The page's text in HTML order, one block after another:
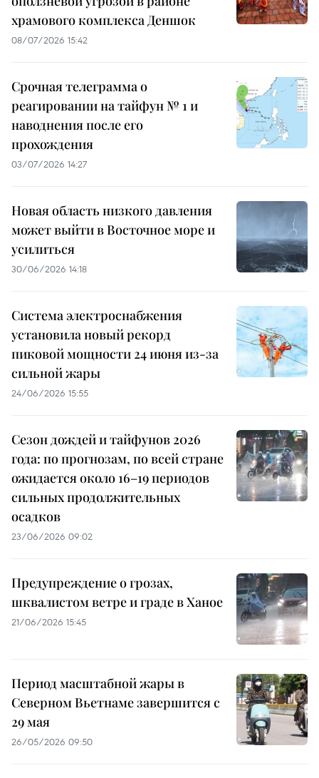
храмового комплекса Деншок
08/07/2026 15:42
Срочная телеграмма о
реагировании на тайфун № 1 и
наводнения после его
прохождения
03/07/2026 14:27
Новая область низкого давления
может выйти в Восточное море и
усилиться
30/06/2026 14:18
Система электроснабжения
установила новый рекорд
пиковой мощности 24 июня из-за
сильной жары
24/06/2026 15:55
Сезон дождей и тайфунов 2026
года: по прогнозам, по всей стране
ожидается около 16–19 периодов
сильных продолжительных
осадков
23/06/2026 09:02
Предупреждение о грозах,
шквалистом ветре и граде в Ханое
21/06/2026 15:45
Период масштабной жары в
Северном Вьетнаме завершится с
29 мая
26/05/2026 09:50